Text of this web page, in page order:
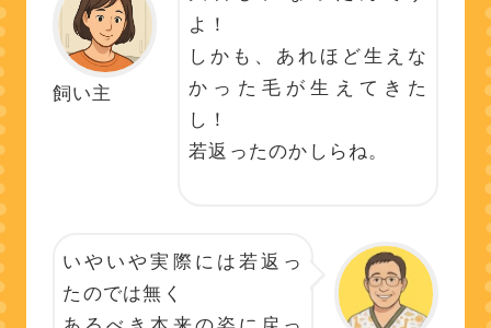
飼い主
よ！
しかも、あれほど生えな
かった毛が生えてきた
し！
若返ったのかしらね。
いやいや実際には若返っ
たのでは無く